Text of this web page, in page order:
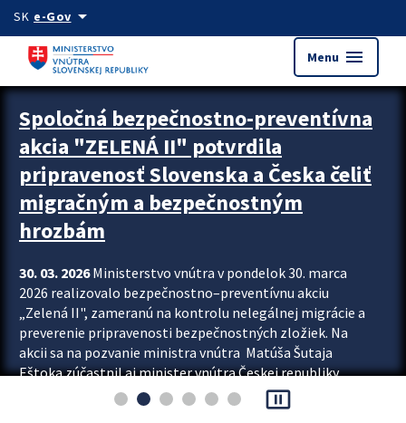
Preskocit na hlavný obsah
SK e-Govarrow_drop_down
Menu menu
Zastavit automatický posun upútavok
Spoločná bezpečnostno-preventívna
akcia "ZELENÁ II" potvrdila
pripravenosť Slovenska a Česka čeliť
migračným a bezpečnostným
hrozbám
30. 03. 2026Ministerstvo vnútra v pondelok 30. marca
2026 realizovalo bezpečnostno–preventívnu akciu
„Zelená II", zameranú na kontrolu nelegálnej migrácie a
preverenie pripravenosti bezpečnostných zložiek. Na
akcii sa na pozvanie ministra vnútra Matúša Šutaja
Eštoka zúčastnil aj minister vnútra Českej republiky
Lubomír Metnar, spolu s ďalšími zahraničnými partnermi.
Cieľom akcie bolo posilniť kontrolné mechanizmy,
pause_presentation